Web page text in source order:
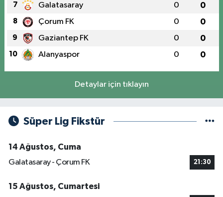
7 Galatasaray 0 0
8 Çorum FK 0 0
9 Gaziantep FK 0 0
10 Alanyaspor 0 0
Detaylar için tıklayın
Süper Lig Fikstür
14 Ağustos, Cuma
Galatasaray - Çorum FK
21:30
15 Ağustos, Cumartesi